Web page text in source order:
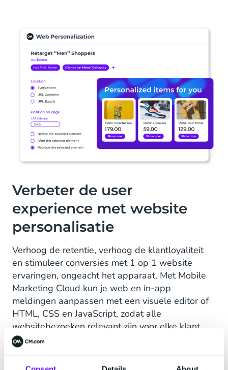
Verbeter de user
experience met website
personalisatie
Verhoog de retentie, verhoog de klantloyaliteit
en stimuleer conversies met 1 op 1 website
ervaringen, ongeacht het apparaat. Met Mobile
Marketing Cloud kun je web en in-app
meldingen aanpassen met een visuele editor of
HTML, CSS en JavaScript, zodat alle
websitebezoeken relevant zijn voor elke klant.
Visuele, drag-and-drop workflows